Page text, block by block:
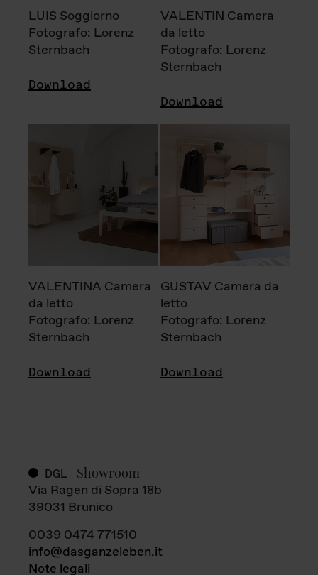
LUIS Soggiorno
Fotografo: Lorenz
Sternbach
Download
VALENTIN Camera
da letto
Fotografo: Lorenz
Sternbach
Download
VALENTINA Camera
da letto
Fotografo: Lorenz
Sternbach
Download
GUSTAV Camera da
letto
Fotografo: Lorenz
Sternbach
Download
DGL Showroom
Via Ragen di Sopra 18b
39031 Brunico
0039 0474 771510
info@dasganzeleben.it
Note legali